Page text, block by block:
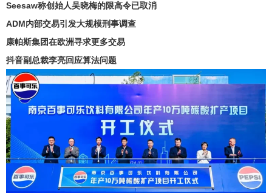
Seesaw称创始人吴晓梅的限高令已取消
ADM内部交易引发大规模刑事调查
康帕斯集团在欧洲寻求更多交易
抖音副总裁李亮回应算法问题